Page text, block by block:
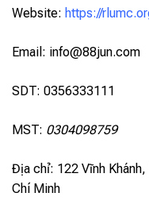
Website: https://
Email: info@88jun.com
SDT: 0356333111
MST: 0304098759
Địa chỉ: 122 Vĩnh
Chí Minh